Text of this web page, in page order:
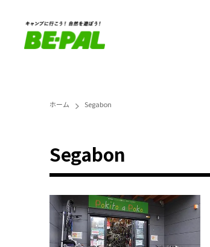
ホーム Segabon
Segabon